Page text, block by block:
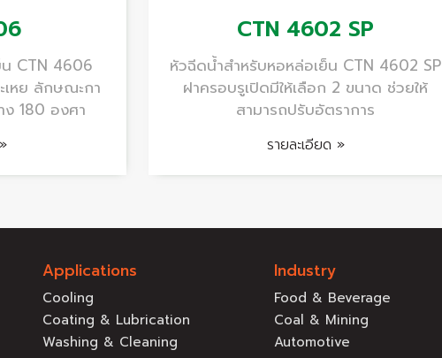
CTN 4606
เหย ลักษณะกา
ง 180 องศา
CTN 4602 SP
หัวฉีดน้ำสำหรับหอหล่อเย็น CTN 4602 SP
ฝาครอบรูเปิดมีให้เลือก 2 ขนาด ช่วยให้
สามารถปรับอัตราการ
รายละเอียด »
Applications
Cooling
Coating & Lubrication
Washing & Cleaning
Industry
Food & Beverage
Coal & Mining
Automotive